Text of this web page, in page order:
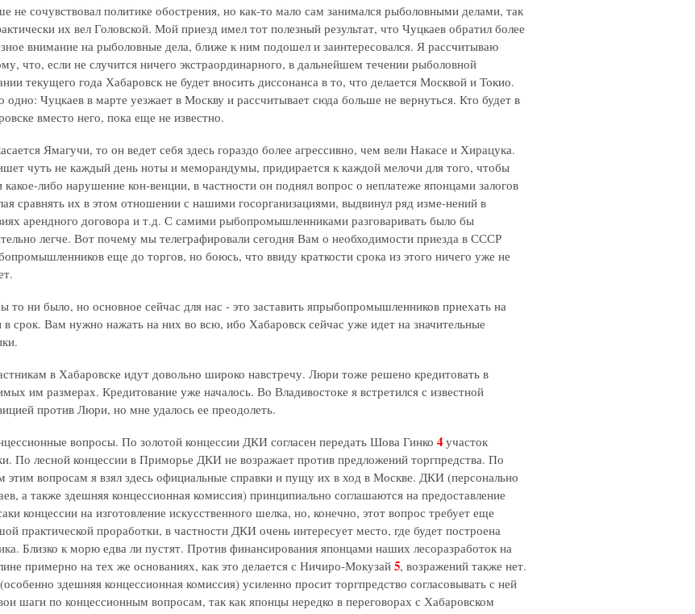
не сочувствовал политике обострения, но как-то мало сам занимался рыболовными делами, так
их вел Головской. Мой приезд имел тот полезный результат, что Чуцкаев обратил более
внимание на рыболовные дела, ближе к ним подошел и заинтересовался. Я рассчитываю
что, если не случится ничего экстраординарного, в дальнейшем течении рыболовной
текущего года Хабаровск не будет вносить диссонанса в то, что делается Москвой и Токио.
одно: Чуцкаев в марте уезжает в Москву и рассчитывает сюда больше не вернуться. Кто будет в
вместо него, пока еще не известно.
Ямагучи, то он ведет себя здесь гораздо более агрессивно, чем вели Накасе и Хирацука.
чуть не каждый день ноты и меморандумы, придирается к каждой мелочи для того, чтобы
какое-либо нарушение кон-венции, в частности он поднял вопрос о неплатеже японцами залогов
сравнять их в этом отношении с нашими госорганизациями, выдвинул ряд изме-нений в
арендного договора и т.д. С самими рыбопромышленниками разговаривать было бы
легче. Вот почему мы телеграфировали сегодня Вам о необходимости приезда в СССР
еще до торгов, но боюсь, что ввиду краткости срока из этого ничего уже не
то ни было, но основное сейчас для нас - это заставить япрыбопромышленников приехать на
в срок. Вам нужно нажать на них во всю, ибо Хабаровск сейчас уже идет на значительные
в Хабаровске идут довольно широко навстречу. Люри тоже решено кредитовать в
им размерах. Кредитование уже началось. Во Владивостоке я встретился с известной
против Люри, но мне удалось ее преодолеть.
вопросы. По золотой концессии ДКИ согласен передать Шова Гинко 4участок
По лесной концессии в Приморье ДКИ не возражает против предложений торгпредства. По
этим вопросам я взял здесь официальные справки и пущу их в ход в Москве. ДКИ (персонально
а также здешняя концессионная комиссия) принципиально соглашаются на предоставление
концессии на изготовление искусственного шелка, но, конечно, этот вопрос требует еще
практической проработки, в частности ДКИ очень интересует место, где будет построена
Близко к морю едва ли пустят. Против финансирования японцами наших лесоразработок на
примерно на тех же основаниях, как это делается с Ничиро-Мокузай 5, возражений также нет.
здешняя концессионная комиссия) усиленно просит торгпредство согласовывать с ней
шаги по концессионным вопросам, так как японцы нередко в переговорах с Хабаровском